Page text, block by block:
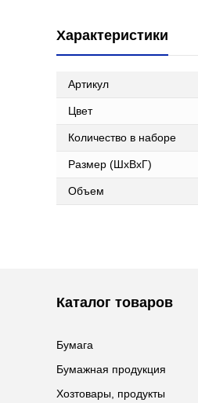
Характеристики
Артикул
Цвет
Количество в наборе
Размер (ШxВxГ)
Объем
Каталог товаров
Бумага
Бумажная продукция
Хозтовары, продукты